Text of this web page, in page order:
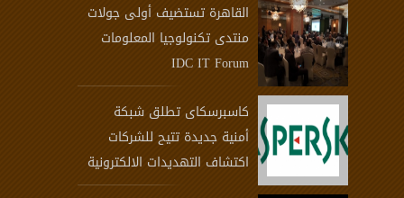
القاهرة تستضيف أولى جولات
منتدى تكنولوجيا المعلومات
IDC IT Forum
كاسبرسكاى تطلق شبكة
أمنية جديدة تتيح للشركات
اكتشاف التهديدات الالكترونية